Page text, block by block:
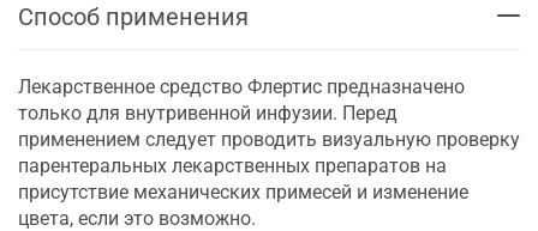
Способ применения
Лекарственное средство Флертис предназначено
только для внутривенной инфузии. Перед
применением следует проводить визуальную проверку
парентеральных лекарственных препаратов на
присутствие механических примесей и изменение
цвета, если это возможно.